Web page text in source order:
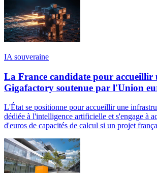
IA souveraine
La France candidate pour accueillir
Gigafactory soutenue par l'Union
L'État se positionne pour accueillir une
dédiée à l'intelligence artificielle et s'engage à
d'euros de capacités de calcul si un projet